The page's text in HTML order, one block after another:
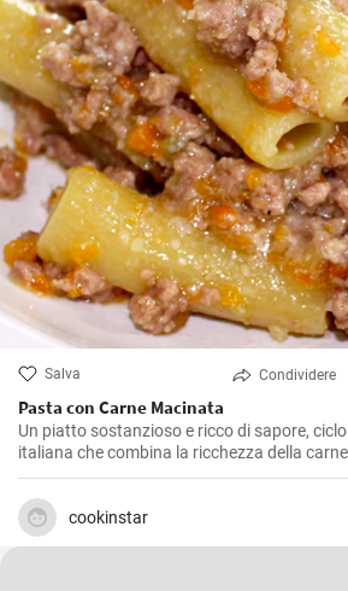
Salva Condividere
Pasta con Carne Macinata
Un piatto sostanzioso e ricco di sapore,
italiana che combina la ricchezza della
semplicità della pasta. Perfetto per gli
carne.
cookinstar